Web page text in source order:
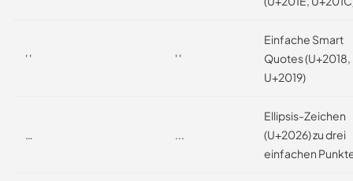
' ' ' '
Einfache Smart
Quotes (U+2018,
U+2019)
… ...
Ellipsis-Zeichen
(U+2026) zu drei
einfachen